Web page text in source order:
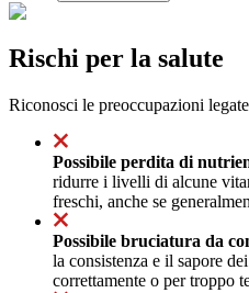
Rischi per la salute
Riconosci le preoccupazioni
Possibile perdita di
ridurre i livelli di alcune
freschi, anche se
Possibile bruciatura da
la consistenza e il sapore
correttamente o per troppo